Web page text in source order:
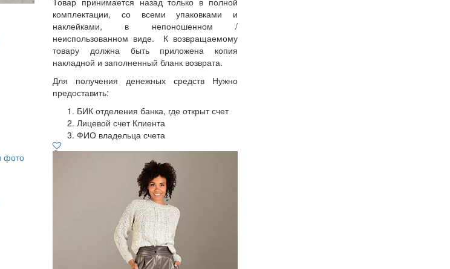
комплектации, со всеми упаковками и
наклейками, в непоношенном /
неиспользованном виде. К возвращаемому
товару должна быть приложена копия
накладной и заполненный бланк возврата.
Для получения денежных средств Нужно
предоставить:
БИК отделения банка, где открыт счет
Лицевой счет Клиента
ФИО владельца счета
Срок перечисления денежных средств
осуществляется в срок до 7 календарных
дней, с момента поступления товара
Поставщику. Срок зачисления денежных
средств на расчетный счет Клиента зависит
от внутреннего регламента банка-